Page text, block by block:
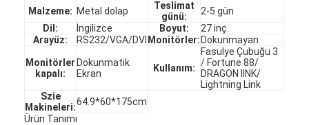
Malzeme: Metal dolap
Teslimat
günü:
2-5 gün
Dil:
İngilizce Boyut:
27 inç.
Arayüz:
RS232/VGA/DVI Monitörler: Dokunmayan
Monitörler
kapalı:
Dokunmatik
Ekran
Kullanım:
Fasulye Çubuğu 3
/ Fortune 88/
DRAGON IINK/
Lightning Link
Szie
Makineleri:64.9*60*175cm
Ürün Tanımı